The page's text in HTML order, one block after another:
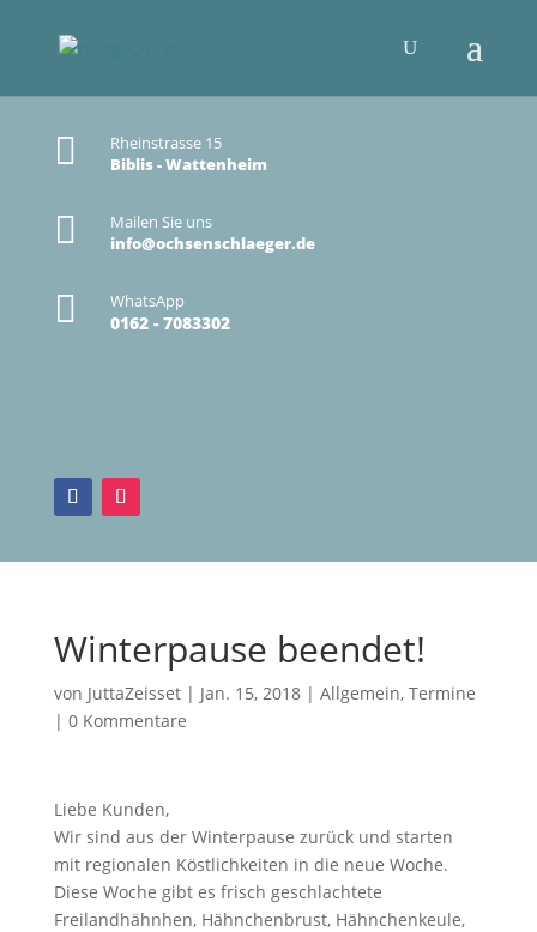

Rheinstrasse 15
Biblis - Wattenheim

Mailen Sie uns
info@ochsenschlaeger.de
 WhatsApp
0162 - 7083302
Winterpause beendet!
von JuttaZeisset| Jan. 15, 2018| Allgemein, Termine
| 0 Kommentare
Liebe Kunden,
Wir sind aus der Winterpause zurück und starten
mit regionalen Köstlichkeiten in die neue Woche.
Diese Woche gibt es frisch geschlachtete
Freilandhähnhen, Hähnchenbrust, Hähnchenkeule,